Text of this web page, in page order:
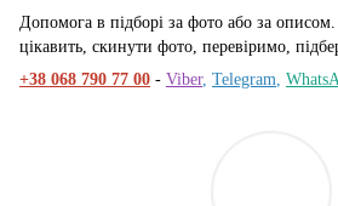
Допомога в підборі за фото або за
цікавить, скинути фото, перевіримо,
+38 068 790 77 00 - Viber, Telegram